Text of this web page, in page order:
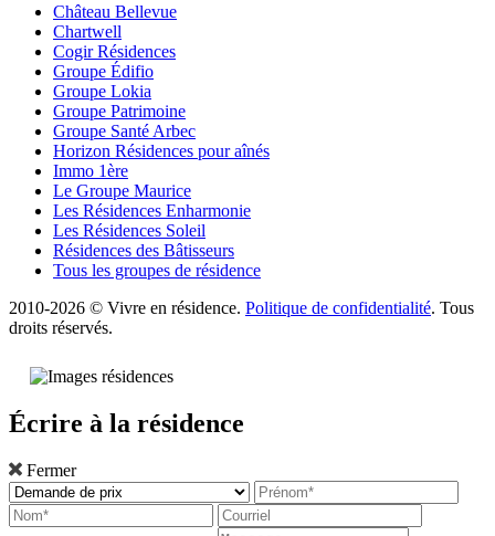
Château Bellevue
Chartwell
Cogir Résidences
Groupe Édifio
Groupe Lokia
Groupe Patrimoine
Groupe Santé Arbec
Horizon Résidences pour aînés
Immo 1ère
Le Groupe Maurice
Les Résidences Enharmonie
Les Résidences Soleil
Résidences des Bâtisseurs
Tous les groupes de résidence
2010-2026 © Vivre en résidence. Politique de confidentialité. Tous
droits réservés.
Écrire à la résidence
Fermer